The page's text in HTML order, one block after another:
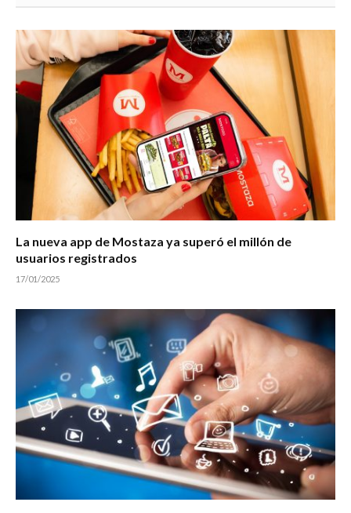
La nueva app de Mostaza ya superó el millón de
usuarios registrados
17/01/2025